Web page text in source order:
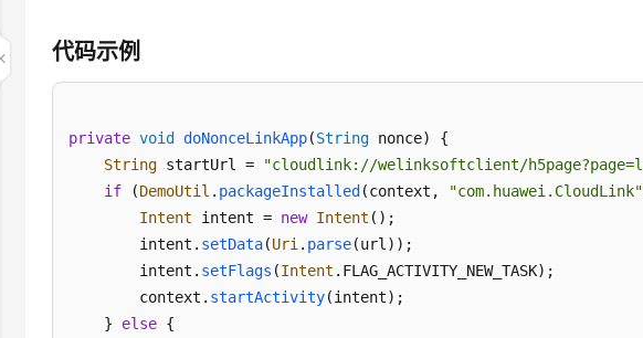
代码示例
private void doNonceLinkApp(String nonce) {
String startUrl = "cloudlink://welinksoftclient/
if (DemoUtil . packageInstalled (context, "com.huawei.CloudLink"
Intent intent = new Intent ();
        intent.
setData(Uri. parse(url));
        intent.
setFlags (Intent . FLAG_ACTIVITY_NEW_TASK);
        context.
startActivity(intent);
    }
else {